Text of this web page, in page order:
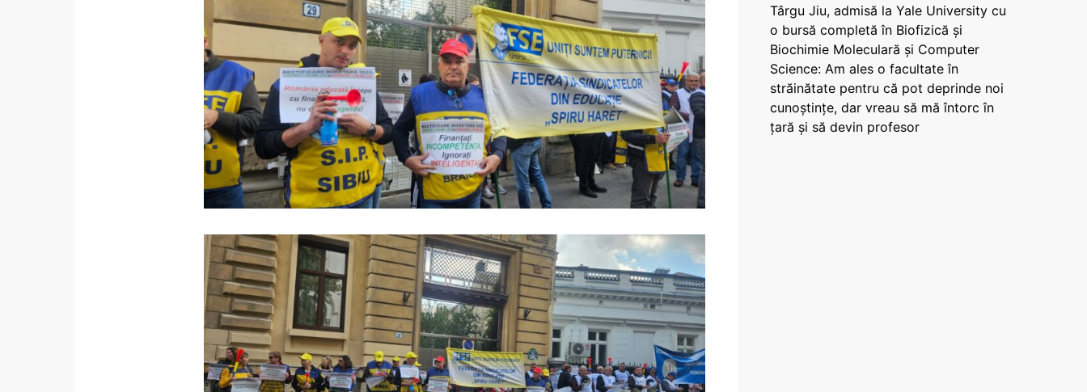
Târgu Jiu, admisă la Yale University cu
o bursă completă în Biofizică și
Biochimie Moleculară și Computer
Science: Am ales o facultate în
străinătate pentru că pot deprinde noi
cunoștințe, dar vreau să mă întorc în
țară și să devin profesor